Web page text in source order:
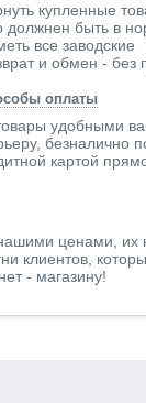
купленные
должнен быть в
все заводские
и обмен - без
оплаты
удобными
безналично
картой
ценами, их
клиентов,
- магазину!